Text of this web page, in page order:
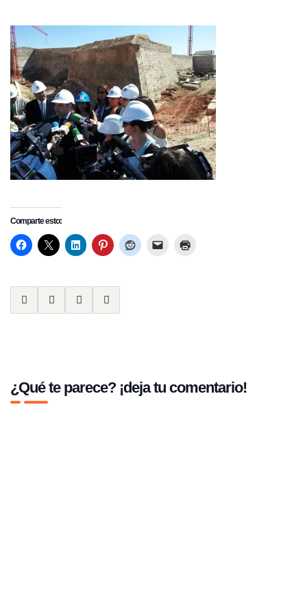
Comparte esto:
¿Qué te parece? ¡deja tu comentario!